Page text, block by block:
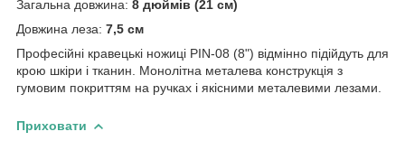
Загальна довжина: 8 дюймів (21 см)
Довжина леза: 7,5 см
Професійні кравецькі ножиці PIN-08 (8") відмінно підійдуть для
крою шкіри і тканин. Монолітна металева конструкція з
гумовим покриттям на ручках і якісними металевими лезами.
Приховати